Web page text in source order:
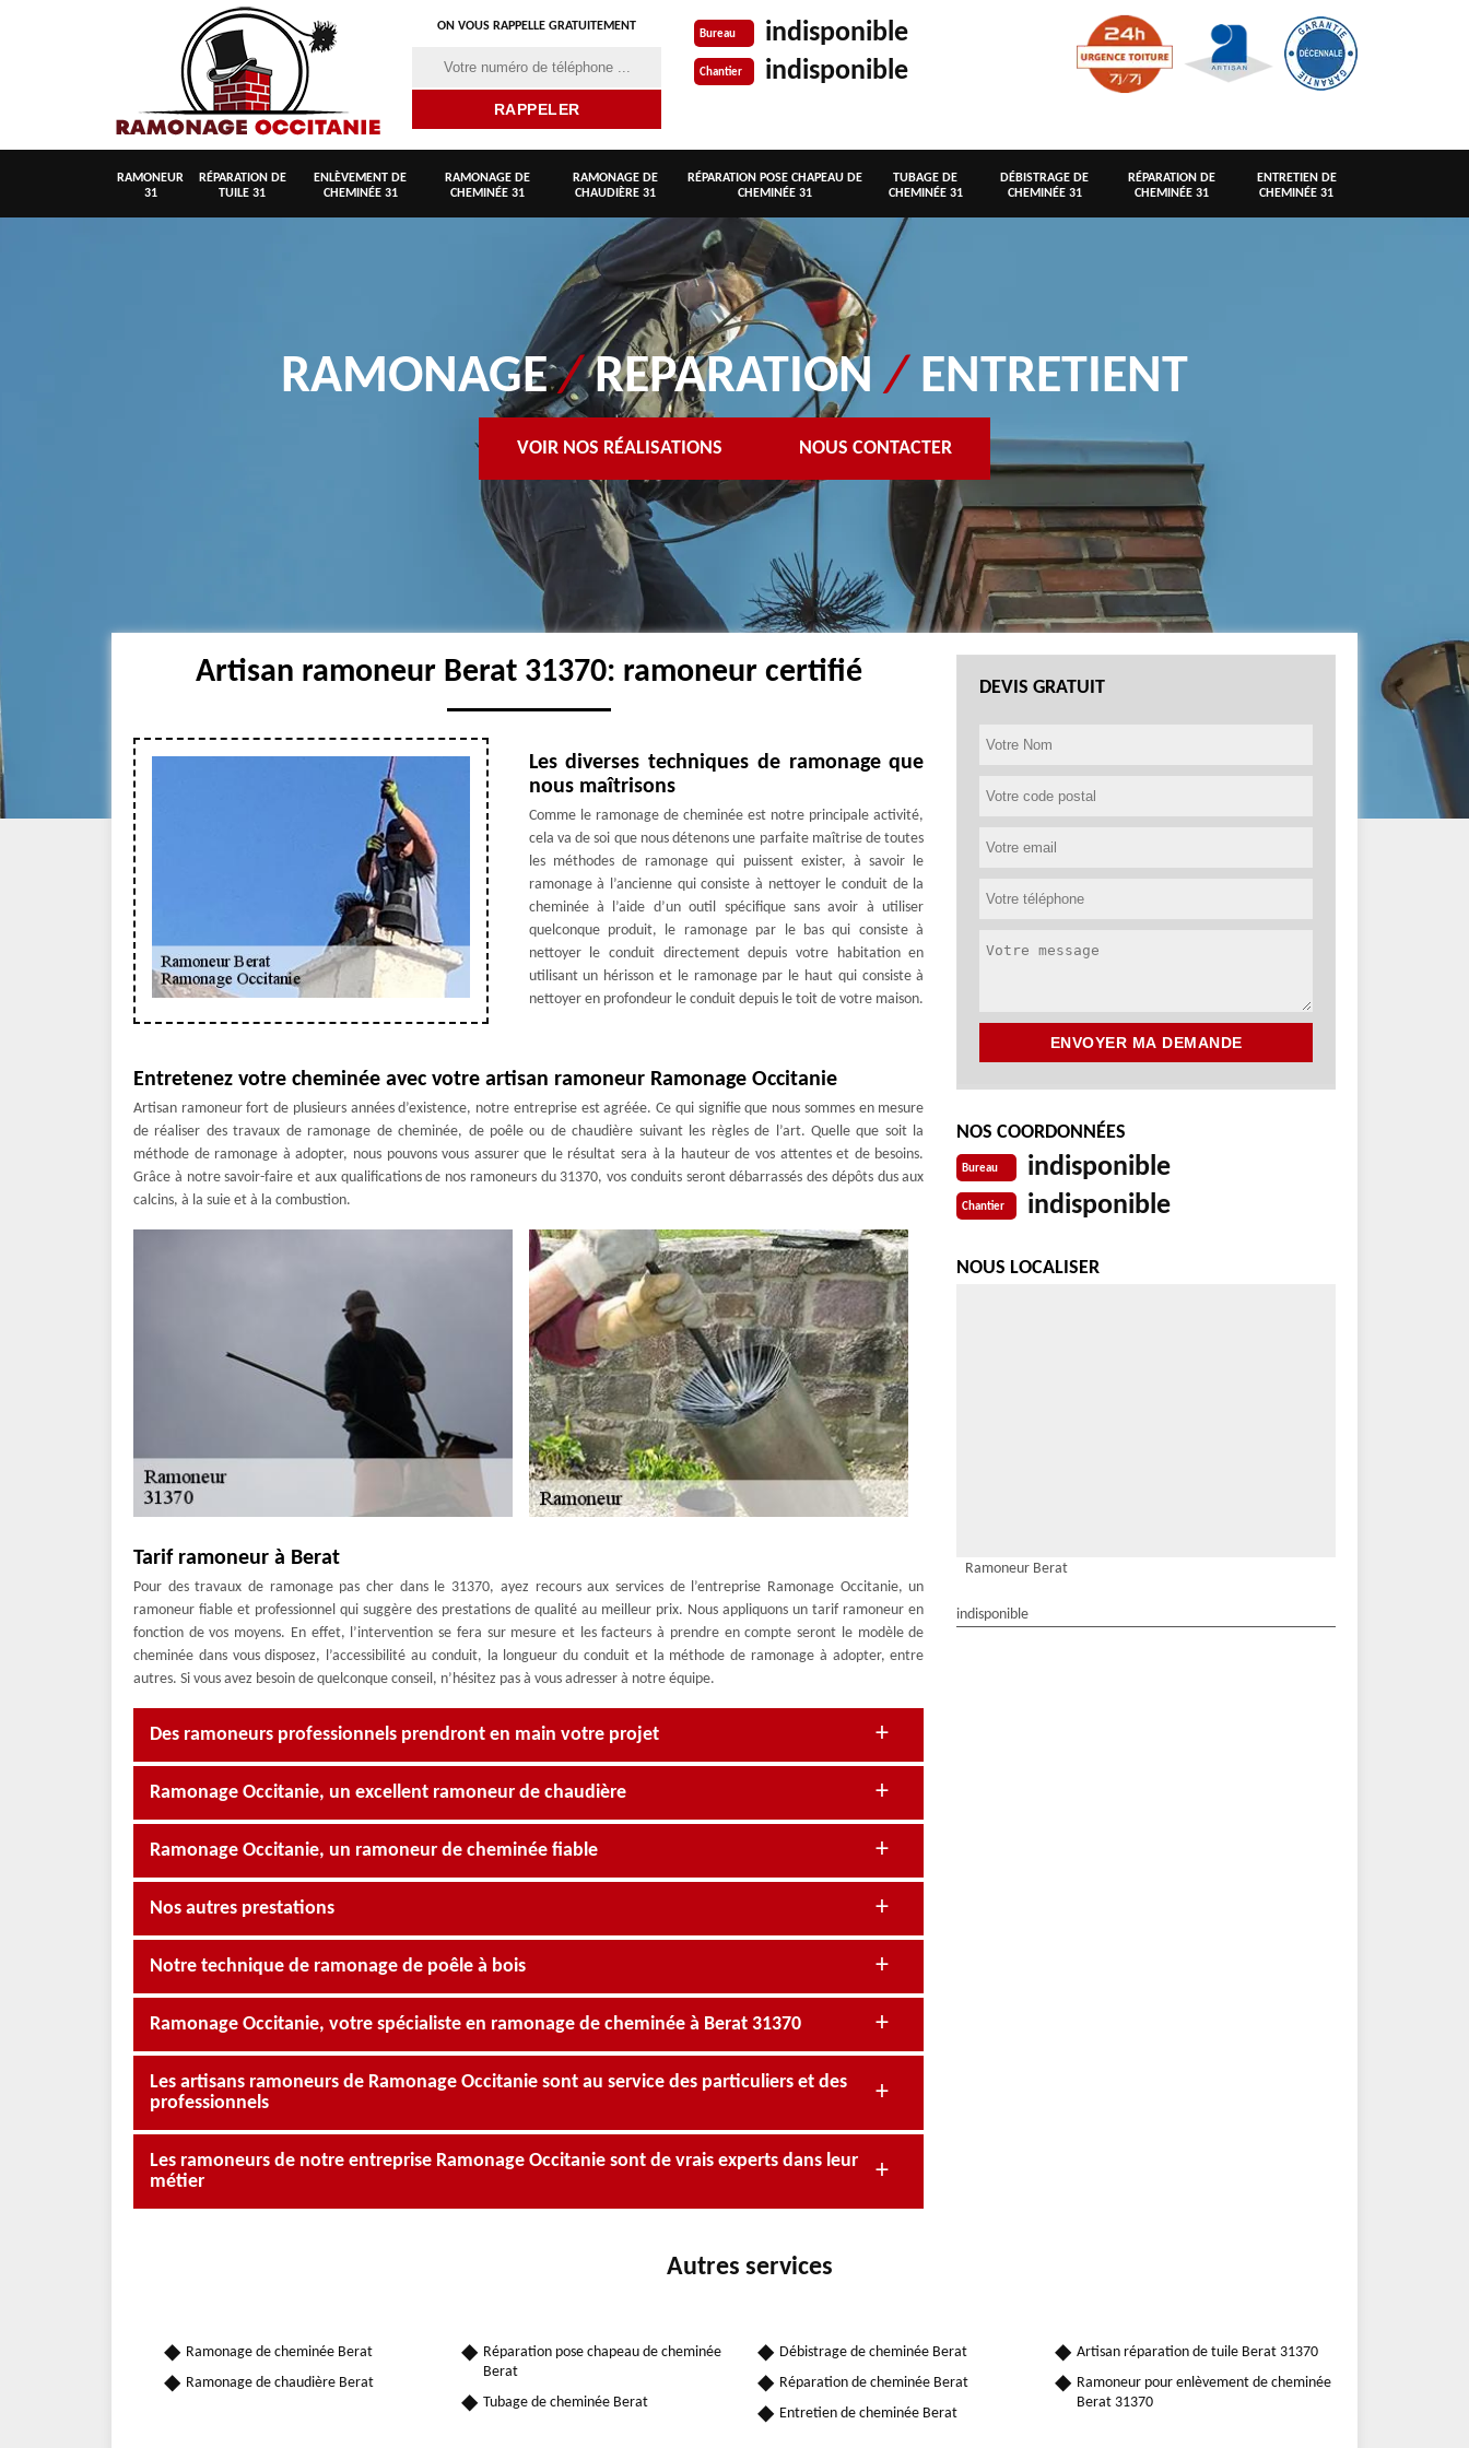
ON VOUS RAPPELLE GRATUITEMENT
Bureau indisponible
Chantier indisponible
RAMONEUR
31
RÉPARATION DE
TUILE 31
ENLÈVEMENT DE
CHEMINÉE 31
RAMONAGE DE
CHEMINÉE 31
RAMONAGE DE
CHAUDIÈRE 31
RÉPARATION POSE CHAPEAU DE
CHEMINÉE 31
TUBAGE DE
CHEMINÉE 31
DÉBISTRAGE DE
CHEMINÉE 31
RÉPARATION DE
CHEMINÉE 31
ENTRETIEN DE
CHEMINÉE 31
RAMONAGE/REPARATION/ ENTRETIENT
VOIR NOS RÉALISATIONS NOUS CONTACTER
Artisan ramoneur Berat 31370: ramoneur certifié
Les diverses techniques de ramonage que
nous maîtrisons
Comme le ramonage de cheminée est notre principale activité,
cela va de soi que nous détenons une parfaite maîtrise de toutes
les méthodes de ramonage qui puissent exister, à savoir le
ramonage à l’ancienne qui consiste à nettoyer le conduit de la
cheminée à l’aide d’un outil spécifique sans avoir à utiliser
quelconque produit, le ramonage par le bas qui consiste à
nettoyer le conduit directement depuis votre habitation en
utilisant un hérisson et le ramonage par le haut qui consiste à
nettoyer en profondeur le conduit depuis le toit de votre maison.
Entretenez votre cheminée avec votre artisan ramoneur Ramonage Occitanie
Artisan ramoneur fort de plusieurs années d’existence, notre entreprise est agréée. Ce qui signifie que nous sommes en mesure
de réaliser des travaux de ramonage de cheminée, de poêle ou de chaudière suivant les règles de l’art. Quelle que soit la
méthode de ramonage à adopter, nous pouvons vous assurer que le résultat sera à la hauteur de vos attentes et de besoins.
Grâce à notre savoir-faire et aux qualifications de nos ramoneurs du 31370, vos conduits seront débarrassés des dépôts dus aux
calcins, à la suie et à la combustion.
Tarif ramoneur à Berat
Pour des travaux de ramonage pas cher dans le 31370, ayez recours aux services de l’entreprise Ramonage Occitanie, un
ramoneur fiable et professionnel qui suggère des prestations de qualité au meilleur prix. Nous appliquons un tarif ramoneur en
fonction de vos moyens. En effet, l’intervention se fera sur mesure et les facteurs à prendre en compte seront le modèle de
cheminée dans vous disposez, l’accessibilité au conduit, la longueur du conduit et la méthode de ramonage à adopter, entre
autres. Si vous avez besoin de quelconque conseil, n’hésitez pas à vous adresser à notre équipe.
Des ramoneurs professionnels prendront en main votre projet
Ramonage Occitanie, un excellent ramoneur de chaudière
Ramonage Occitanie, un ramoneur de cheminée fiable
Nos autres prestations
Notre technique de ramonage de poêle à bois
Ramonage Occitanie, votre spécialiste en ramonage de cheminée à Berat 31370
Les artisans ramoneurs de Ramonage Occitanie sont au service des particuliers et des
professionnels
Les ramoneurs de notre entreprise Ramonage Occitanie sont de vrais experts dans leur
métier
DEVIS GRATUIT
NOS COORDONNÉES
Bureau indisponible
Chantier indisponible
NOUS LOCALISER
Ramoneur Berat
indisponible
Autres services
Ramonage de cheminée Berat
Ramonage de chaudière Berat
Réparation pose chapeau de cheminée
Berat
Tubage de cheminée Berat
Débistrage de cheminée Berat
Réparation de cheminée Berat
Entretien de cheminée Berat
Artisan réparation de tuile Berat 31370
Ramoneur pour enlèvement de cheminée
Berat 31370